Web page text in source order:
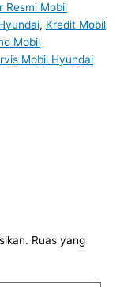
Resmi Mobil
, Kredit Mobil
Mobil
Mobil Hyundai
Ruas yang